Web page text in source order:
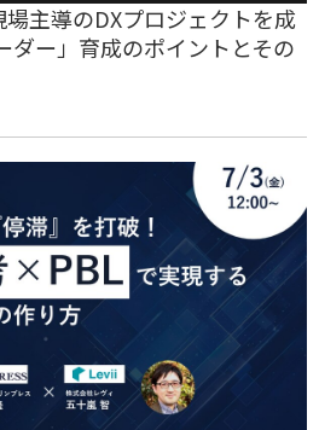
場主導のDXプロジェクトを成
ダー」育成のポイントとその